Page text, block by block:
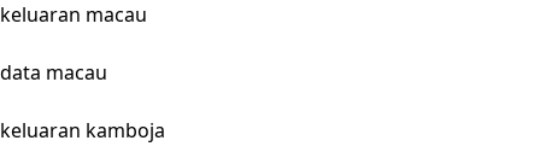
keluaran macau
data macau
keluaran kamboja